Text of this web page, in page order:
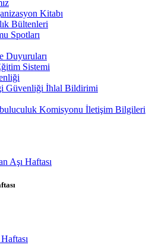
Kitabı
Bültenleri
Spotları
Duyuruları
Sistemi
Güvenliği İhlal Bildirimi
Komisyonu İletişim Bilgileri
Aşı Haftası